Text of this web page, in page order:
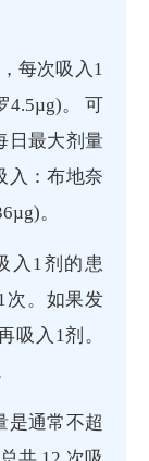
每次吸入1
4.5µg)。 可
日最大剂量
入：布地奈
。
入1剂的患
次。如果发
吸入1剂。
是通常不超